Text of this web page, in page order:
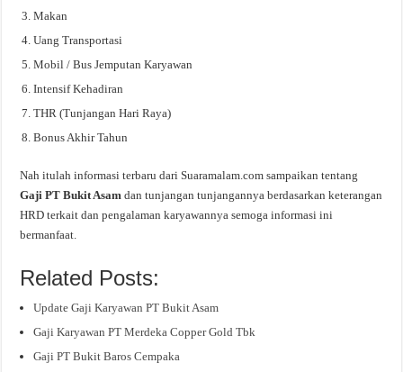
Makan
Uang Transportasi
Mobil / Bus Jemputan Karyawan
Intensif Kehadiran
THR (Tunjangan Hari Raya)
Bonus Akhir Tahun
Nah itulah informasi terbaru dari Suaramalam.com sampaikan tentang
Gaji PT Bukit Asamdan tunjangan tunjangannya berdasarkan keterangan
HRD terkait dan pengalaman karyawannya semoga informasi ini
bermanfaat.
Related Posts:
Update Gaji Karyawan PT Bukit Asam
Gaji Karyawan PT Merdeka Copper Gold Tbk
Gaji PT Bukit Baros Cempaka